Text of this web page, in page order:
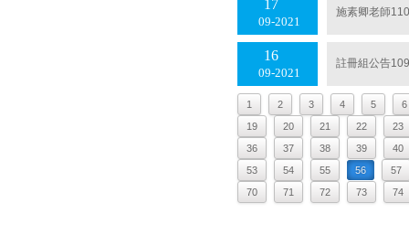
09 2021
17 施素卿老師
09 2021
16 註冊組公告
1 2 3 4 5
6
19
20 21 22
23
36
37 38 39
40
53
54 55 56
57
70
71 72 73 74